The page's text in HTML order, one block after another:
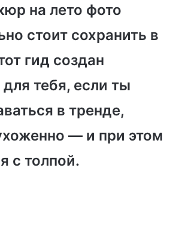
на лето фото
стоит сохранить в
гид создан
тебя, если ты
в тренде,
— и при этом
с толпой.